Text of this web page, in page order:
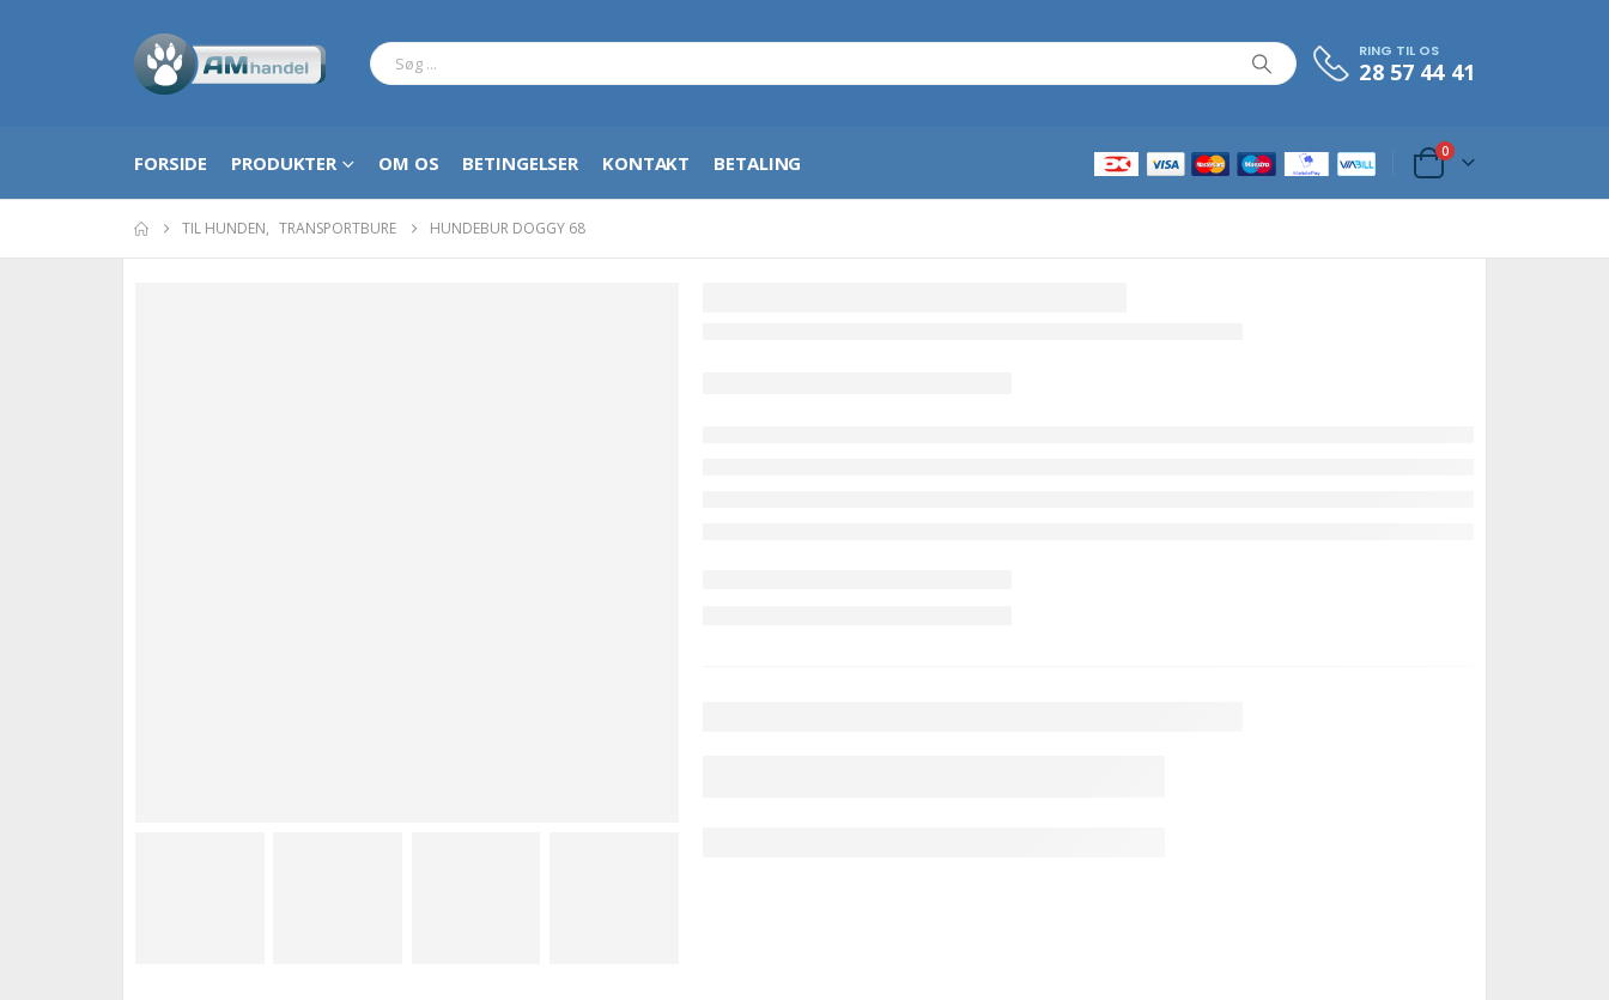
RING TIL OS
28 57 44 41
FORSIDE PRODUKTER OM OS BETINGELSER KONTAKT BETALING 0
TIL HUNDEN, TRANSPORTBURE HUNDEBUR DOGGY 68